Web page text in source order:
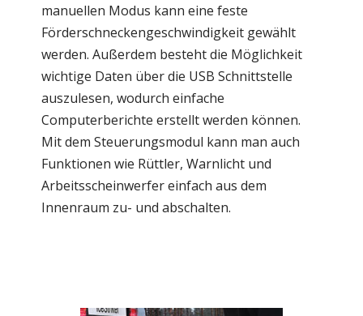
manuellen Modus kann eine feste
Förderschneckengeschwindigkeit gewählt
werden. Außerdem besteht die Möglichkeit
wichtige Daten über die USB Schnittstelle
auszulesen, wodurch einfache
Computerberichte erstellt werden können.
Mit dem Steuerungsmodul kann man auch
Funktionen wie Rüttler, Warnlicht und
Arbeitsscheinwerfer einfach aus dem
Innenraum zu- und abschalten.